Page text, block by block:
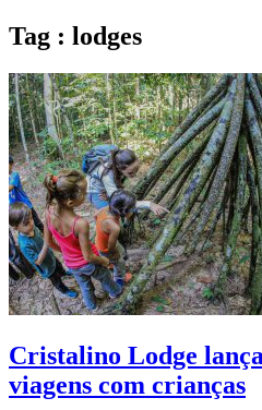
Tag : lodges
Cristalino Lodge
viagens com crianças